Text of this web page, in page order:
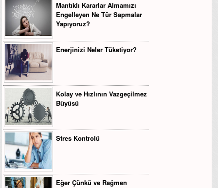
Mantıklı Kararlar Almamızı
Engelleyen Ne Tür Sapmalar
Yapıyoruz?
Enerjinizi Neler Tüketiyor?
Kolay ve Hızlının Vazgeçilmez
Büyüsü
Stres Kontrolü
Eğer Çünkü ve Rağmen